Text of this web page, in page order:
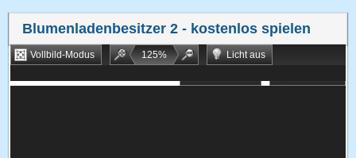
Blumenladenbesitzer 2 - kostenlos spielen
Vollbild-Modus 125%
Licht aus